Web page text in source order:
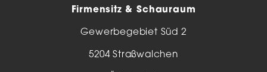
Firmensitz & Schauraum
Gewerbegebiet Süd 2
5204 Straßwalchen